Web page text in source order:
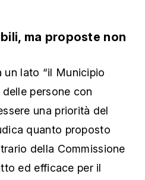
ma proposte non
un lato “il Municipio
persone con
una priorità del
quanto proposto
della Commissione
ed efficace per il